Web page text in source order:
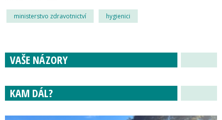
ministerstvo zdravotnictví hygienici
VAŠE NÁZORY
KAM DÁL?